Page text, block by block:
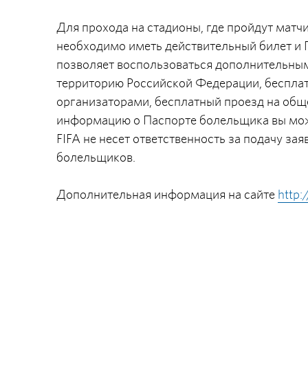
Для прохода на стадионы, где пройдут
необходимо иметь действительный билет
позволяет воспользоваться
территорию Российской Федерации,
организаторами, бесплатный проезд на
информацию о Паспорте болельщика вы
FIFA не несет ответственность за подачу
болельщиков.
Дополнительная информация на сайте